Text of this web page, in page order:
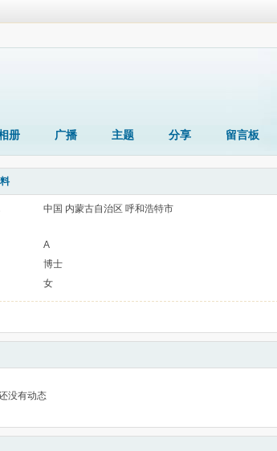
册 广播 主题 分享 留言板
中国 内蒙古自治区 呼和浩特市
A
博士
女
没有动态